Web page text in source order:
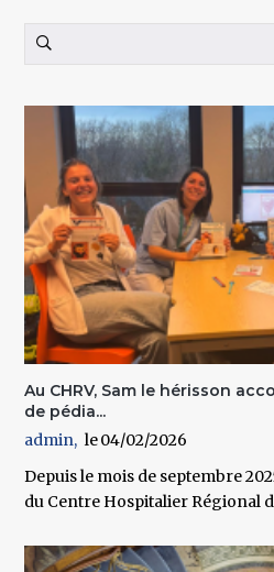
Au CHRV, Sam le hérisson
de pédia...
admin
04/02/2026
Depuis le mois de septembre
du Centre Hospitalier Régional